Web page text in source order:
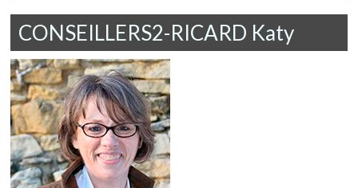
CONSEILLERS2-RICARD Katy